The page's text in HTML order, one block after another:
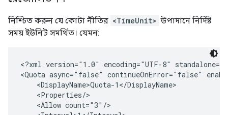
নিশ্চিত করুন যে কোটা নীতির <TimeUnit> উপাদানে নির্দিষ্ট
সময় ইউনিট সমর্থিত। যেমন:
<?xml version="1.0" encoding="UTF-8"
<Quota async="false" continueOnError="false"
    <DisplayName>Quota-1</DisplayName>
    <Properties/>
    <Allow count="3"/>